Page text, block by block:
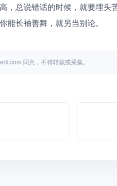
，总说错话的时候，就要埋头
能长袖善舞，就另当别论。
同意，不得转载或采集。